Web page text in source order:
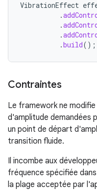
VibrationEffect
.
.
.
.build();
Contraintes
Le framework ne
d'amplitude demandées
un point de départ
transition fluide.
Il incombe aux
fréquence spécifiée
la plage acceptée par